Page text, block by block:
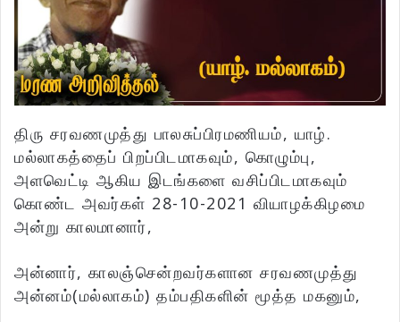
திரு சரவணமுத்து பாலசுப்பிரமணியம், யாழ்.
மல்லாகத்தைப் பிறப்பிடமாகவும், கொழும்பு,
அளவெட்டி ஆகிய இடங்களை வசிப்பிடமாகவும்
கொண்ட அவர்கள் 28-10-2021 வியாழக்கிழமை
அன்று காலமானார்,
அன்னார், காலஞ்சென்றவர்களான சரவணமுத்து
அன்னம்(மல்லாகம்) தம்பதிகளின் மூத்த மகனும்,